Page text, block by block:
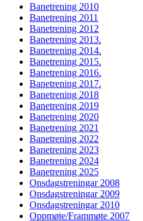
Banetrening 2010
Banetrening 2011
Banetrening 2012
Banetrening 2013.
Banetrening 2014.
Banetrening 2015.
Banetrening 2016.
Banetrening 2017.
Banetrening 2018
Banetrening 2019
Banetrening 2020
Banetrening 2021
Banetrening 2022
Banetrening 2023
Banetrening 2024
Banetrening 2025
Onsdagstreningar 2008
Onsdagstreningar 2009
Onsdagstreningar 2010
Oppmøte/Frammøte 2007